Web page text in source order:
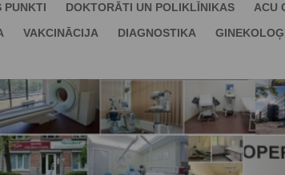
PUNKTI DOKTORĀTI UN POLIKLĪNIKAS
ACU
VAKCINĀCIJA DIAGNOSTIKA